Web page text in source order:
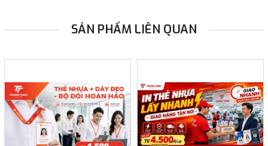
SẢN PHẨM LIÊN QUAN